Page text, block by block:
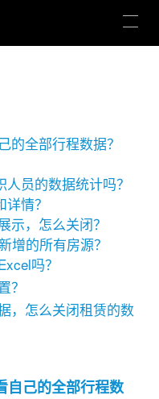
的全部行程数据？
员的数据统计吗？
情？
示，怎么关闭？
增的所有房源？
吗？
？
，怎么关闭租赁的数
自己的全部行程数